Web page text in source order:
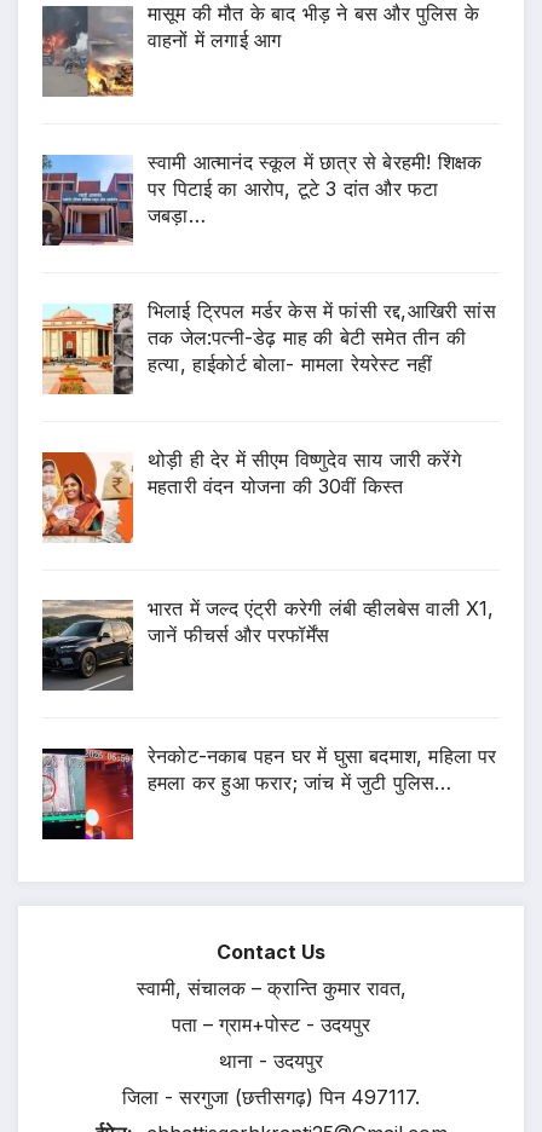
मासूम की मौत के बाद भीड़ ने बस और पुलिस के
वाहनों में लगाई आग
स्वामी आत्मानंद स्कूल में छात्र से बेरहमी! शिक्षक
पर पिटाई का आरोप, टूटे 3 दांत और फटा
जबड़ा…
भिलाई ट्रिपल मर्डर केस में फांसी रद्द,आखिरी सांस
तक जेल:पत्नी-डेढ़ माह की बेटी समेत तीन की
हत्या, हाईकोर्ट बोला- मामला रेयरेस्ट नहीं
थोड़ी ही देर में सीएम विष्णुदेव साय जारी करेंगे
महतारी वंदन योजना की 30वीं किस्त
भारत में जल्द एंट्री करेगी लंबी व्हीलबेस वाली X1,
जानें फीचर्स और परफॉर्मेंस
रेनकोट-नकाब पहन घर में घुसा बदमाश, महिला पर
हमला कर हुआ फरार; जांच में जुटी पुलिस…
Contact Us
स्वामी, संचालक – क्रान्ति कुमार रावत,
पता – ग्राम+पोस्ट - उदयपुर
थाना - उदयपुर
जिला - सरगुजा (छत्तीसगढ़) पिन 497117.